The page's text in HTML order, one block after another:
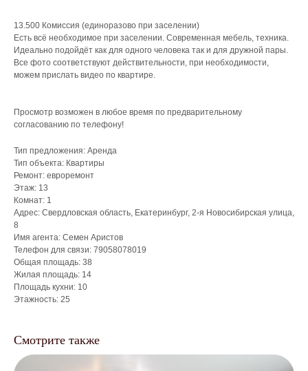
13.500 Комиссия (единоразово при заселении)
Есть всё необходимое при заселении. Современная мебель, техника.
Идеально подойдёт как для одного человека так и для дружной пары.
Все фото соответствуют действительности, при необходимости,
можем прислать видео по квартире.
Просмотр возможен в любое время по предварительному
согласованию по телефону!
Тип предложения: Аренда
Тип объекта: Квартиры
Ремонт: евроремонт
Этаж: 13
Комнат: 1
Адрес: Свердловская область, Екатеринбург, 2-я Новосибирская улица,
8
Имя агента: Семен Аристов
Телефон для связи: 79058078019
Общая площадь: 38
Жилая площадь: 14
Площадь кухни: 10
Этажность: 25
Смотрите также
Что мы делаем для
собственников?